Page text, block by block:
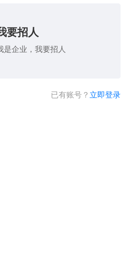
要招人
是企业，我要招人
已有账号？ 立即登录